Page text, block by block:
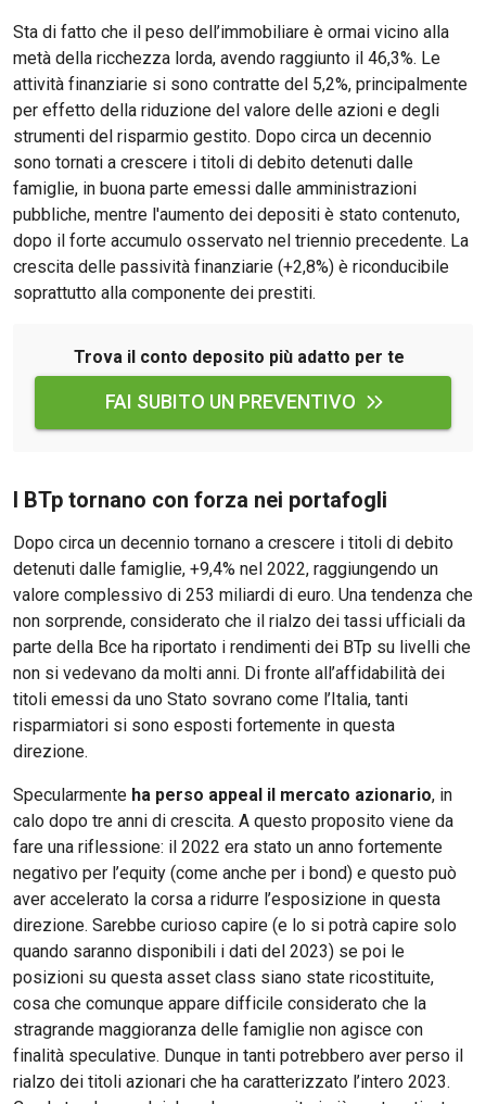
Sta di fatto che il peso dell’immobiliare è ormai vicino alla
metà della ricchezza lorda, avendo raggiunto il 46,3%. Le
attività finanziarie si sono contratte del 5,2%, principalmente
per effetto della riduzione del valore delle azioni e degli
strumenti del risparmio gestito. Dopo circa un decennio
sono tornati a crescere i titoli di debito detenuti dalle
famiglie, in buona parte emessi dalle amministrazioni
pubbliche, mentre l'aumento dei depositi è stato contenuto,
dopo il forte accumulo osservato nel triennio precedente. La
crescita delle passività finanziarie (+2,8%) è riconducibile
soprattutto alla componente dei prestiti.
Trova il conto deposito più adatto per te
FAI SUBITO UN PREVENTIVO
I BTp tornano con forza nei portafogli
Dopo circa un decennio tornano a crescere i titoli di debito
detenuti dalle famiglie, +9,4% nel 2022, raggiungendo un
valore complessivo di 253 miliardi di euro. Una tendenza che
non sorprende, considerato che il rialzo dei tassi ufficiali da
parte della Bce ha riportato i rendimenti dei BTp su livelli che
non si vedevano da molti anni. Di fronte all’affidabilità dei
titoli emessi da uno Stato sovrano come l’Italia, tanti
risparmiatori si sono esposti fortemente in questa
direzione.
Specularmente ha perso appeal il mercato azionario, in
calo dopo tre anni di crescita. A questo proposito viene da
fare una riflessione: il 2022 era stato un anno fortemente
negativo per l’equity (come anche per i bond) e questo può
aver accelerato la corsa a ridurre l’esposizione in questa
direzione. Sarebbe curioso capire (e lo si potrà capire solo
quando saranno disponibili i dati del 2023) se poi le
posizioni su questa asset class siano state ricostituite,
cosa che comunque appare difficile considerato che la
stragrande maggioranza delle famiglie non agisce con
finalità speculative. Dunque in tanti potrebbero aver perso il
rialzo dei titoli azionari che ha caratterizzato l’intero 2023.